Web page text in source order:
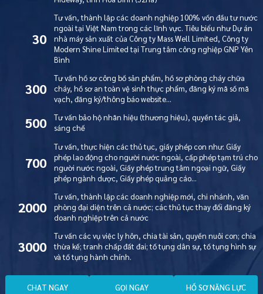
30
Tư vấn, thành lập các doanh nghiệp 100% vốn đầu tư nước
ngoài tại Việt Nam trong các lĩnh vực. Tiêu biểu như Dự án
nhà máy sản xuất của Công ty Mass Well Limited, Công ty
Modern Shine Limited tại Trung tâm công nghiệp GNP Yên
Bình
300
Tư vấn hồ sơ công bố sản phẩm, hồ sơ phòng cháy chữa
cháy, hồ sơ an toàn vệ sinh thực phẩm, đăng ký mã số mã
vạch, đăng ký/thông báo website…
500
Tư vấn bảo hộ nhãn hiệu (thương hiệu), quyền tác giả,
sáng chế
700
Tư vấn, thực hiện các thủ tục, giấy phép con như: Giấy
phép lao động cho người nước ngoài, cấp phép tạm trú cho
người nước ngoài, Giấy phép trung tâm ngoại ngữ, Giấy
phép ngành dược, Giấy phép quảng cáo…
2000
Tư vấn, thành lập các doanh nghiệp mới, chi nhánh, văn
phòng đại diện trên cả nước; các thủ tục thay đổi đăng ký
doanh nghiệp trên cả nước
3000
Tư vấn các vụ việc ly hôn, chia tài sản, quyền nuôi con; chia
thừa kế; tranh chấp đất đai; tố tụng dân sự, tố tụng hình sự
và tố tụng hành chính.
CHAT NGAY GỌI NGAY HỒ SƠ NĂNG LỰC